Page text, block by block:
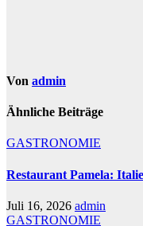
Von admin
Ähnliche Beiträge
GASTRONOMIE
Restaurant Pamela:
Juli 16, 2026 admin
GASTRONOMIE